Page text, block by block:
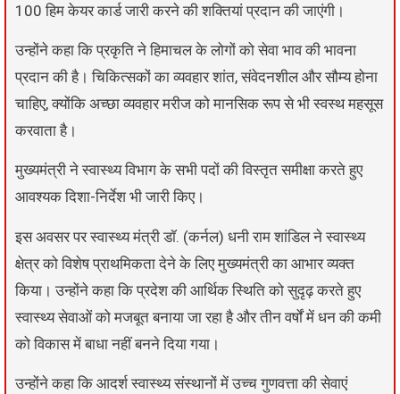
100 हिम केयर कार्ड जारी करने की शक्तियां प्रदान की जाएंगी।
उन्होंने कहा कि प्रकृति ने हिमाचल के लोगों को सेवा भाव की भावना
प्रदान की है। चिकित्सकों का व्यवहार शांत, संवेदनशील और सौम्य होना
चाहिए, क्योंकि अच्छा व्यवहार मरीज को मानसिक रूप से भी स्वस्थ महसूस
करवाता है।
मुख्यमंत्री ने स्वास्थ्य विभाग के सभी पदों की विस्तृत समीक्षा करते हुए
आवश्यक दिशा-निर्देश भी जारी किए।
इस अवसर पर स्वास्थ्य मंत्री डॉ. (कर्नल) धनी राम शांडिल ने स्वास्थ्य
क्षेत्र को विशेष प्राथमिकता देने के लिए मुख्यमंत्री का आभार व्यक्त
किया। उन्होंने कहा कि प्रदेश की आर्थिक स्थिति को सुदृढ़ करते हुए
स्वास्थ्य सेवाओं को मजबूत बनाया जा रहा है और तीन वर्षों में धन की कमी
को विकास में बाधा नहीं बनने दिया गया।
उन्होंने कहा कि आदर्श स्वास्थ्य संस्थानों में उच्च गुणवत्ता की सेवाएं